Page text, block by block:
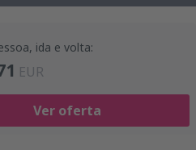
ida e volta:
EUR
Ver oferta